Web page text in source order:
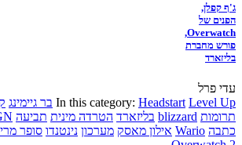
ג'ף קפלן,
הפנים של
Overwatch,
פורש מחברת
בליזארד
עדי פרל
In this category: Headstart Level Up בר גיימינג
תרומות blizzard בליזארד הטרדה מינית תביעה
כתבה Wario אילון מאסק מערכון נינטנדו סופר